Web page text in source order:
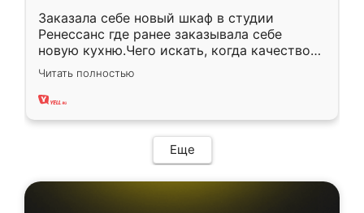
Заказала себе новый шкаф в студии
Ренессанс где ранее заказывала себе
новую кухню.Чего искать, когда качеством
вполне довольна. Служит кухня уже почти
два года, нареканий нет.
Читать полностью
Еще